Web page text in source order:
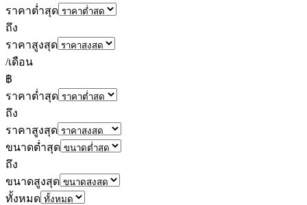
ราคาต่ำสุด
ถึง
ราคาสูงสุด
/เดือน
฿
ราคาต่ำสุด
ถึง
ราคาสูงสุด
ขนาดต่ำสุด
ถึง
ขนาดสูงสุด
ทั้งหมด